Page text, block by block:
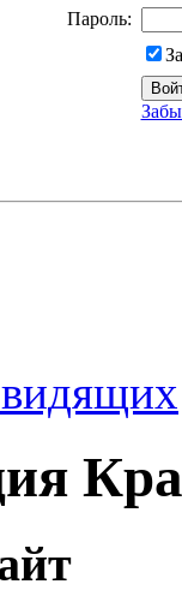
Пароль: